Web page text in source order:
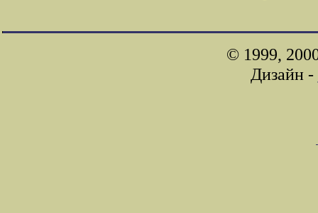
© 1999,
Дизайн -